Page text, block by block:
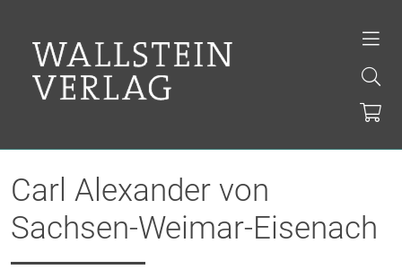
Carl Alexander von
Sachsen-Weimar-Eisenach